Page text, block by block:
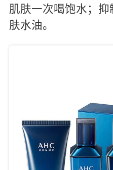
肌肤一次喝饱水；
肤水油。